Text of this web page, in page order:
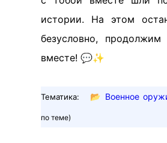
истории. На этом
безусловно, продолжим
вместе! 💬✨
Тематика: 📂 Военное
по теме)